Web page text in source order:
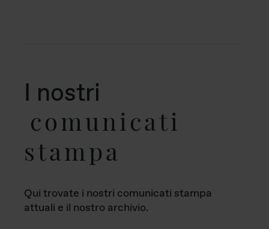
I nostri
comunicati
stampa
Qui trovate i nostri comunicati stampa
attuali e il nostro archivio.